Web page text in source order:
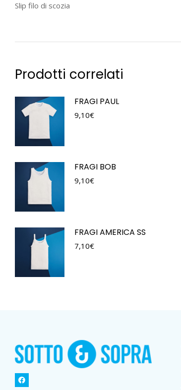
Slip filo di scozia
Prodotti correlati
FRAGI PAUL
9,10€
FRAGI BOB
9,10€
FRAGI AMERICA SS
7,10€